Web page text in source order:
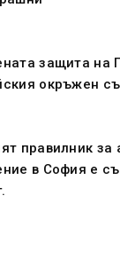
защита на
окръжен
правилник за
в София е